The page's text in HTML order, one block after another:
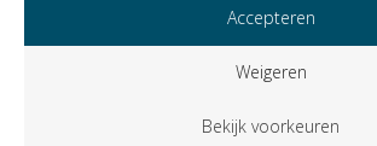
Accepteren
Weigeren
Bekijk voorkeuren